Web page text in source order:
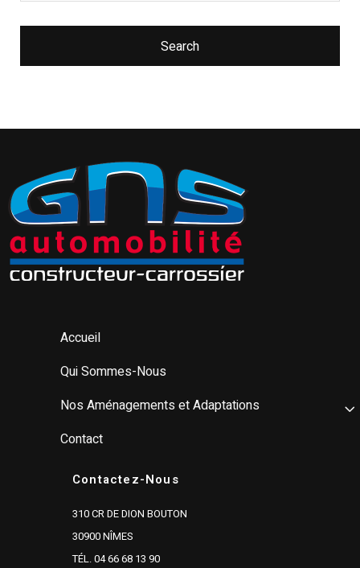
Search
Accueil
Qui Sommes-Nous
Nos Aménagements et Adaptations
Contact
Contactez-Nous
310 CR DE DION BOUTON
30900 NÎMES
TÉL. 04 66 68 13 90